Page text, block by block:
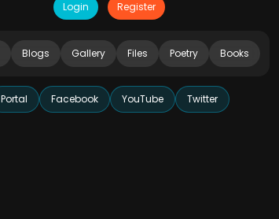
Login Register
Blogs Gallery Files Poetry Books
Portal Facebook YouTube Twitter